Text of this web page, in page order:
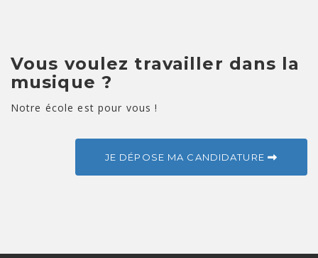
Vous voulez travailler dans la
musique ?
Notre école est pour vous !
JE DÉPOSE MA CANDIDATURE